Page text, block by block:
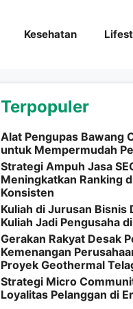
Kesehatan
Terpopuler
Alat Pengupas Bawang
untuk Mempermudah
Strategi Ampuh Jasa
Meningkatkan Ranking
Konsisten
Kuliah di Jurusan Bisnis
Kuliah Jadi Pengusaha
Gerakan Rakyat Desak
Kemenangan
Proyek Geothermal
Strategi Micro
Loyalitas Pelanggan di